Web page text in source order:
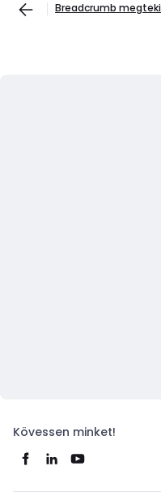
Breadcrumb
Kövessen minket!